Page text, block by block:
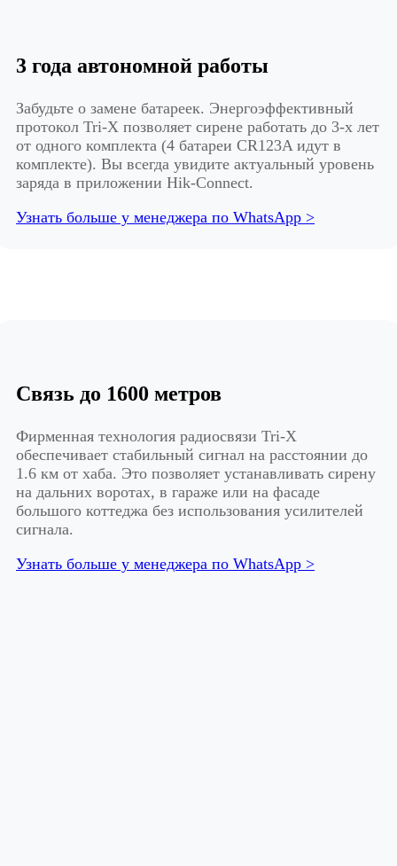
3 года автономной работы
Забудьте о замене батареек. Энергоэффективный
протокол Tri-X позволяет сирене работать до 3-х лет
от одного комплекта (4 батареи CR123A идут в
комплекте). Вы всегда увидите актуальный уровень
заряда в приложении Hik-Connect.
Узнать больше у менеджера по WhatsApp >
Связь до 1600 метров
Фирменная технология радиосвязи Tri-X
обеспечивает стабильный сигнал на расстоянии до
1.6 км от хаба. Это позволяет устанавливать сирену
на дальних воротах, в гараже или на фасаде
большого коттеджа без использования усилителей
сигнала.
Узнать больше у менеджера по WhatsApp >